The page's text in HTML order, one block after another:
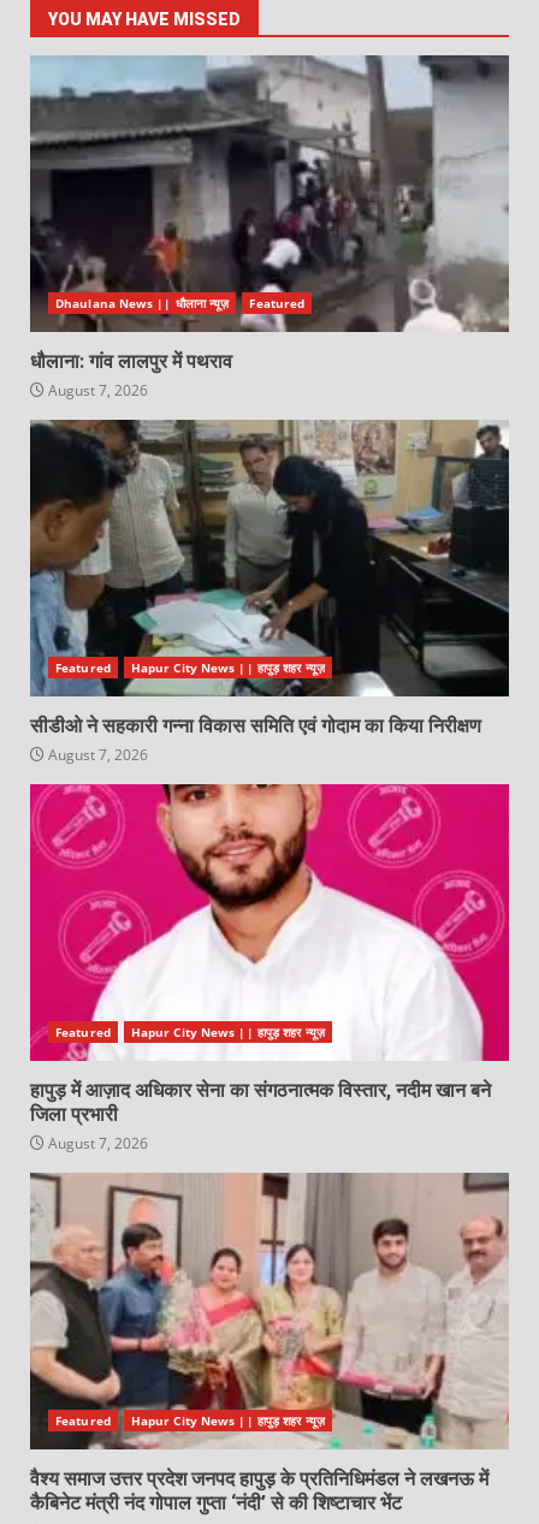
YOU MAY HAVE MISSED
Dhaulana News || धौलाना न्यूज़ Featured
धौलाना: गांव लालपुर में पथराव
August 7, 2026
Featured Hapur City News || हापुड़ शहर न्यूज़
सीडीओ ने सहकारी गन्ना विकास समिति एवं गोदाम का किया निरीक्षण
August 7, 2026
Featured Hapur City News || हापुड़ शहर न्यूज़
हापुड़ में आज़ाद अधिकार सेना का संगठनात्मक विस्तार, नदीम खान बने
जिला प्रभारी
August 7, 2026
Featured Hapur City News || हापुड़ शहर न्यूज़
वैश्य समाज उत्तर प्रदेश जनपद हापुड़ के प्रतिनिधिमंडल ने लखनऊ में
कैबिनेट मंत्री नंद गोपाल गुप्ता ‘नंदी’ से की शिष्टाचार भेंट